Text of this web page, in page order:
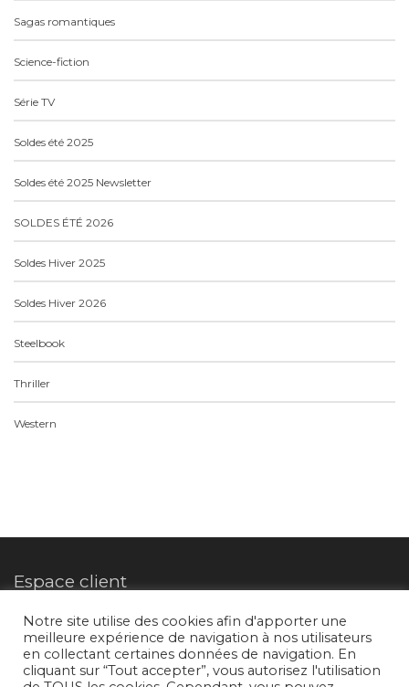
Sagas romantiques
Science-fiction
Série TV
Soldes été 2025
Soldes été 2025 Newsletter
SOLDES ÉTÉ 2026
Soldes Hiver 2025
Soldes Hiver 2026
Steelbook
Thriller
Western
Espace client
Mon compte
Notre site utilise des cookies afin d'apporter une
meilleure expérience de navigation à nos utilisateurs
en collectant certaines données de navigation. En
cliquant sur “Tout accepter”, vous autorisez l'utilisation